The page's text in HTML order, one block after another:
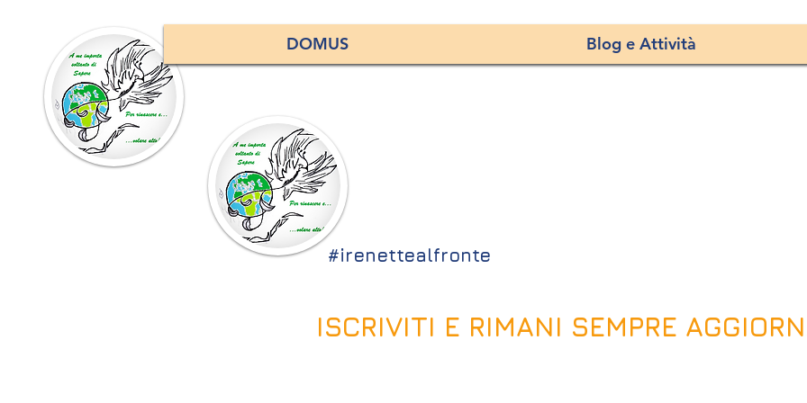
#irenettealfronte
ISCRIVITI E RIMANI SEMPRE
DOMUS Blog e Attività